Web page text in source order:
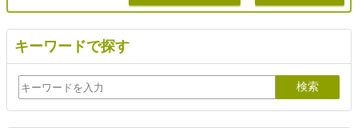
キーワードで探す